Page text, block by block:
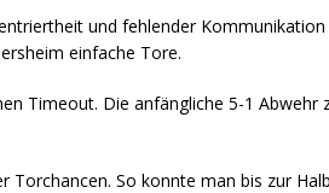
und fehlender
einfache Tore.
Timeout. Die anfängliche 5-1 Abwehr
So konnte man bis zur